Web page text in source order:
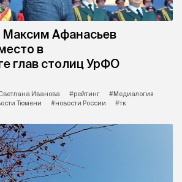
Максим Афанасьев
в
глав столиц УрФО
Иванова #рейтинг
#Медиалогия
Тюмени #новости России #тк